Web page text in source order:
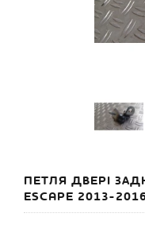
ПЕТЛЯ ДВЕРІ
ESCAPE 2013-